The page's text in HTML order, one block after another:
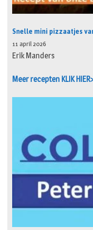
Snelle mini pizzaatjes
11 april 2026
Erik Manders
Meer recepten KLIK